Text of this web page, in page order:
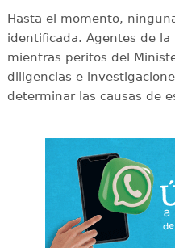
Hasta el momento,
identificada. Agentes de la
mientras peritos del
diligencias e
determinar las causas de